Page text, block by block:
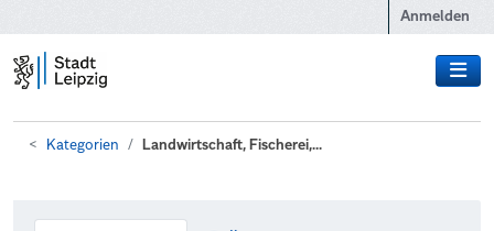
Anmelden
Kategorien Landwirtschaft, Fischerei,...